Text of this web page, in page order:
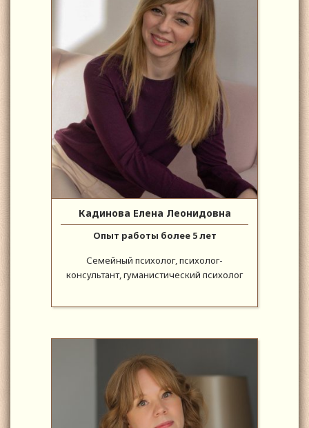
Кадинова Елена Леонидовна
Опыт работы более 5 лет
Семейный психолог, психолог-
консультант, гуманистический психолог